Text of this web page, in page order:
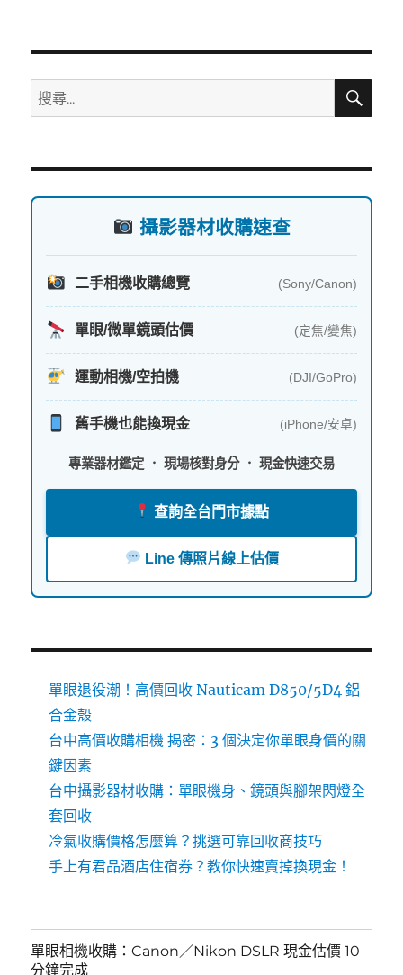
搜
尋
鍵
搜
攝影器材收購速查
二手相機收購總覽 (Sony/Canon)
單眼/微單鏡頭估價 (定焦/變焦)
運動相機/空拍機 (DJI/GoPro)
舊手機也能換現金 (iPhone/安卓)
專業器材鑑定 ． 現場核對身分 ． 現金快速交易
查詢全台門市據點
Line 傳照片線上估價
單眼退役潮！高價回收 Nauticam D850/5D4 鋁
合金殼
台中高價收購相機 揭密：3 個決定你單眼身價的關
鍵因素
台中攝影器材收購：單眼機身、鏡頭與腳架閃燈全
套回收
冷氣收購價格怎麼算？挑選可靠回收商技巧
手上有君品酒店住宿券？教你快速賣掉換現金！
單眼相機收購：Canon／Nikon DSLR 現金估價 10
分鐘完成